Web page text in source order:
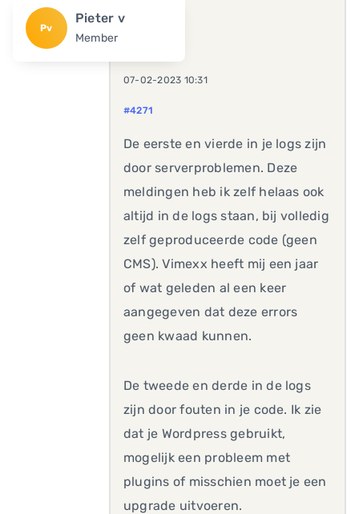
Pv
Pieter v
Member
07-02-2023 10:31
#4271
De eerste en vierde in je logs zijn
door serverproblemen. Deze
meldingen heb ik zelf helaas ook
altijd in de logs staan, bij volledig
zelf geproduceerde code (geen
CMS). Vimexx heeft mij een jaar
of wat geleden al een keer
aangegeven dat deze errors
geen kwaad kunnen.
De tweede en derde in de logs
zijn door fouten in je code. Ik zie
dat je Wordpress gebruikt,
mogelijk een probleem met
plugins of misschien moet je een
upgrade uitvoeren.